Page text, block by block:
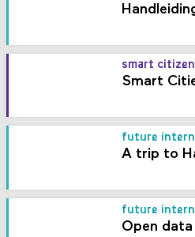
smart
Smart
future
A trip to
future
Open